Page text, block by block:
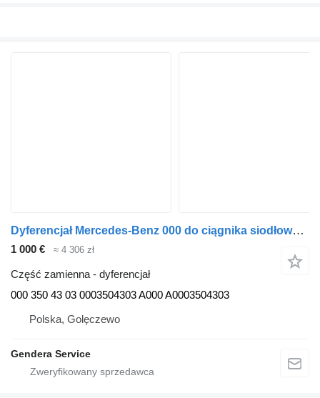
Dyferencjał Mercedes-Benz 000 do ciągnika siodłowego Mercedes-Benz Actros MP4 Atego Antos
1 000 € ≈ 4 306 zł
Część zamienna - dyferencjał
000 350 43 03 0003504303 A000 A0003504303
Polska, Golęczewo
Gendera Service